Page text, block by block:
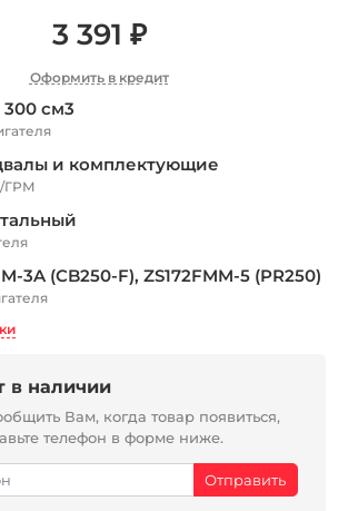
3 391 ₽
Оформить в кредит
300 см3
и комплектующие
ГРМ
3A (CB250-F), ZS172FMM-5 (PR250)
в наличии
Вам, когда товар появиться,
телефон в форме ниже.